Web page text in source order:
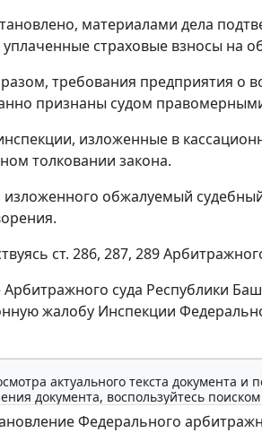
материалами дела
страховые взносы на
требования предприятия о
признаны судом
изложенные в
толковании закона.
изложенного обжалуемый
ст. 286, 287, 289
суда Республики
жалобу Инспекции
актуального текста документа
документа, воспользуйтесь